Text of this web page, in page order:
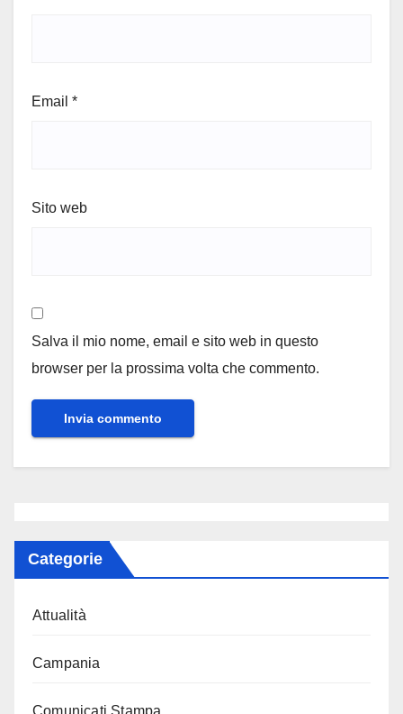
Email *
Sito web
Salva il mio nome, email e sito web in questo
browser per la prossima volta che commento.
Categorie
Attualità
Campania